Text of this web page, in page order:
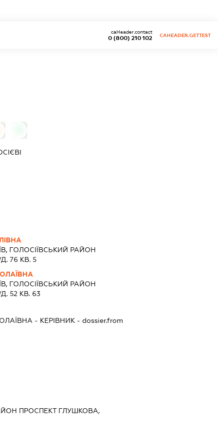
0 (800) 210 102
caHeader.contact
CAHEADER.GETTEST
ГОЛОСІЇВСЬКИЙ РАЙОН
76 КВ. 5
ГОЛОСІЇВСЬКИЙ РАЙОН
52 КВ. 63
- КЕРІВНИК - dossier.from
ПРОСПЕКТ ГЛУШКОВА,